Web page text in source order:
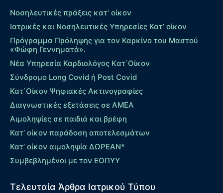
Νοσηλευτικές πράξεις κατ’ οίκον
Ιατρικές και Νοσηλευτικές Υπηρεσίες Κατ’ οίκον
Πρόγραμμα Πρόληψης για τον Καρκίνο του Μαστού
«Φώφη Γεννηματά».
Νέα Υπηρεσία Καρδιολόγος Kατ΄Οίκον
Σύνδρομο Long Covid ή Post Covid
Κατ΄Οίκον Ψηφιακές Ακτινογραφίες
Διαγνωστικές εξετάσεις σε ΑΜΕΑ
Αιμοληψίες σε παιδιά και βρέφη
Κατ’ οίκον παράδοση αποτελεσμάτων
Κατ’ οίκον αιμοληψία ΔΩΡΕΑΝ*
Συμβεβλημένοι με τον ΕΟΠΥΥ
Τελευταία Άρθρα Ιατρικού Τύπου